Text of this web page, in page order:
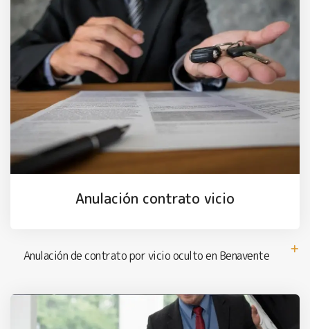
Anulación contrato vicio
Anulación de contrato por vicio oculto en Benavente